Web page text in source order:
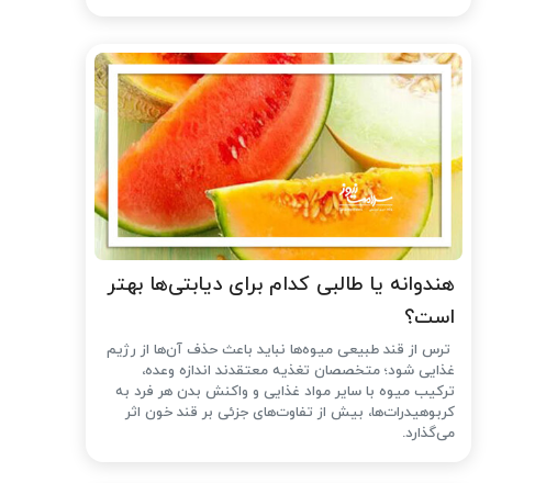
هندوانه یا طالبی کدام برای دیابتی‌ها بهتر
است؟
ترس از قند طبیعی میوه‌ها نباید باعث حذف آن‌ها از رژیم
غذایی شود؛ متخصصان تغذیه معتقدند اندازه وعده،
ترکیب میوه با سایر مواد غذایی و واکنش بدن هر فرد به
کربوهیدرات‌ها، بیش از تفاوت‌های جزئی بر قند خون اثر
می‌گذارد.